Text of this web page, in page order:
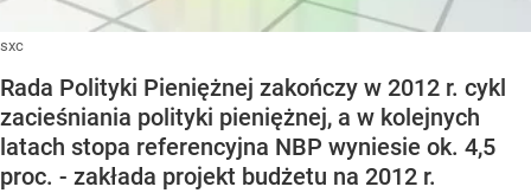
sxc
Rada Polityki Pieniężnej zakończy w 2012 r. cykl
zacieśniania polityki pieniężnej, a w kolejnych
latach stopa referencyjna NBP wyniesie ok. 4,5
proc. - zakłada projekt budżetu na 2012 r.